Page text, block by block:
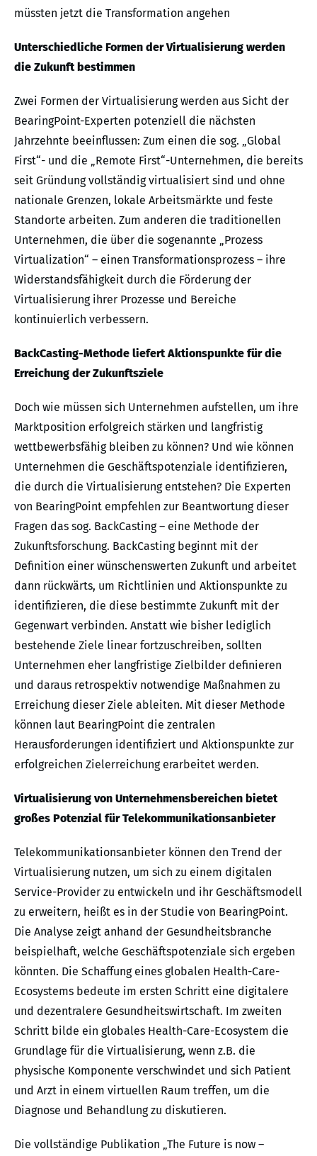
müssten jetzt die Transformation angehen
Unterschiedliche Formen der Virtualisierung werden
die Zukunft bestimmen
Zwei Formen der Virtualisierung werden aus Sicht der
BearingPoint-Experten potenziell die nächsten
Jahrzehnte beeinflussen: Zum einen die sog. „Global
First“- und die „Remote First“-Unternehmen, die bereits
seit Gründung vollständig virtualisiert sind und ohne
nationale Grenzen, lokale Arbeitsmärkte und feste
Standorte arbeiten. Zum anderen die traditionellen
Unternehmen, die über die sogenannte „Prozess
Virtualization“ – einen Transformationsprozess – ihre
Widerstandsfähigkeit durch die Förderung der
Virtualisierung ihrer Prozesse und Bereiche
kontinuierlich verbessern.
BackCasting-Methode liefert Aktionspunkte für die
Erreichung der Zukunftsziele
Doch wie müssen sich Unternehmen aufstellen, um ihre
Marktposition erfolgreich stärken und langfristig
wettbewerbsfähig bleiben zu können? Und wie können
Unternehmen die Geschäftspotenziale identifizieren,
die durch die Virtualisierung entstehen? Die Experten
von BearingPoint empfehlen zur Beantwortung dieser
Fragen das sog. BackCasting – eine Methode der
Zukunftsforschung. BackCasting beginnt mit der
Definition einer wünschenswerten Zukunft und arbeitet
dann rückwärts, um Richtlinien und Aktionspunkte zu
identifizieren, die diese bestimmte Zukunft mit der
Gegenwart verbinden. Anstatt wie bisher lediglich
bestehende Ziele linear fortzuschreiben, sollten
Unternehmen eher langfristige Zielbilder definieren
und daraus retrospektiv notwendige Maßnahmen zu
Erreichung dieser Ziele ableiten. Mit dieser Methode
können laut BearingPoint die zentralen
Herausforderungen identifiziert und Aktionspunkte zur
erfolgreichen Zielerreichung erarbeitet werden.
Virtualisierung von Unternehmensbereichen bietet
großes Potenzial für Telekommunikationsanbieter
Telekommunikationsanbieter können den Trend der
Virtualisierung nutzen, um sich zu einem digitalen
Service-Provider zu entwickeln und ihr Geschäftsmodell
zu erweitern, heißt es in der Studie von BearingPoint.
Die Analyse zeigt anhand der Gesundheitsbranche
beispielhaft, welche Geschäftspotenziale sich ergeben
könnten. Die Schaffung eines globalen Health-Care-
Ecosystems bedeute im ersten Schritt eine digitalere
und dezentralere Gesundheitswirtschaft. Im zweiten
Schritt bilde ein globales Health-Care-Ecosystem die
Grundlage für die Virtualisierung, wenn z.B. die
physische Komponente verschwindet und sich Patient
und Arzt in einem virtuellen Raum treffen, um die
Diagnose und Behandlung zu diskutieren.
Die vollständige Publikation „The Future is now –